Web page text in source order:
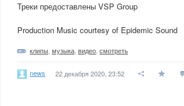
Треки предоставлены VSP Group
Production Music courtesy of Epidemic Sound
клипы музыка видео смотреть
news 22 декабря 2020, 23:52